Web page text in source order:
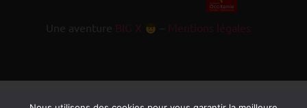
Une aventure BIG X – Mentions légales